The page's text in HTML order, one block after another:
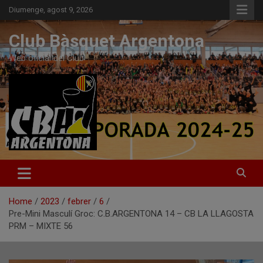
Skip
to
Diumenge, agost 9, 2026
Club Bàsquet Argentona
Web oficial del Club
Home 2023 febrer
6
Pre-Mini Masculí Groc: C.B.ARGENTONA 14 – CB LA LLAGOSTA
PRM – MIXTE 56